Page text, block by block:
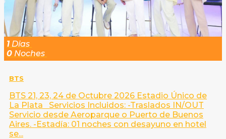
1Dias
0 Noches
BTS
BTS 21, 23, 24 de Octubre 2026 Estadio Único de
La Plata Servicios Incluidos: -Traslados IN/OUT
Servicio desde Aeroparque o Puerto de Buenos
Aires. -Estadía: 01 noches con desayuno en hotel
se...